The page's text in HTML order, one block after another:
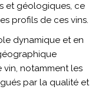
et géologiques, ce
profils de ces vins.
dynamique et en
notamment les
par la qualité et